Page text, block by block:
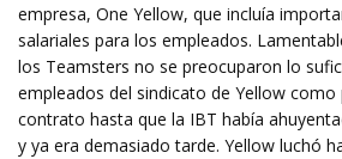
empresa, One Yellow, que incluía
salariales para los empleados.
los Teamsters no se preocuparon lo
empleados del sindicato de Yellow como
contrato hasta que la IBT había
y ya era demasiado tarde. Yellow luchó